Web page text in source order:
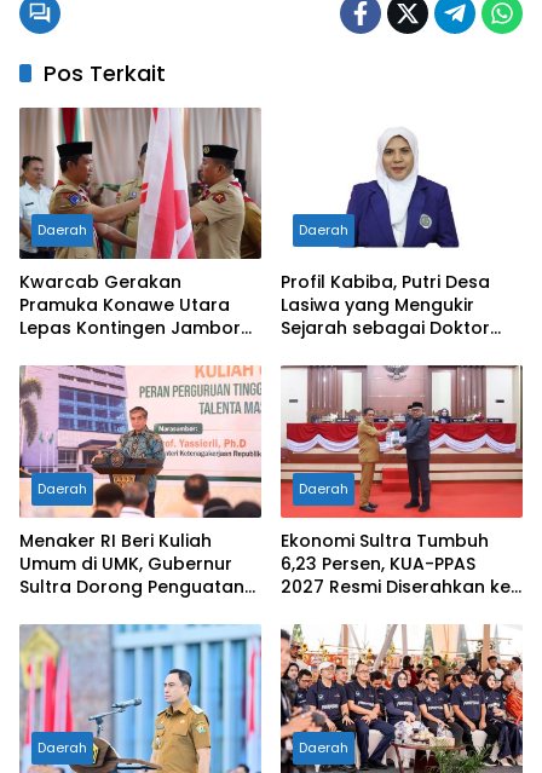
Pos Terkait
Daerah
Kwarcab Gerakan
Pramuka Konawe Utara
Lepas Kontingen Jambore
Ikbar: Tunjukkan Karakter
Generasi Muda Konut yang
Disiplin dan Berprestasi
Daerah
Profil Kabiba, Putri Desa
Lasiwa yang Mengukir
Sejarah sebagai Doktor
Kelahirannya
Daerah
Menaker RI Beri Kuliah
Umum di UMK, Gubernur
Sultra Dorong Penguatan
Dunia Kerja
Daerah
Ekonomi Sultra Tumbuh
6,23 Persen, KUA-PPAS
2027 Resmi Diserahkan ke
Daerah Daerah